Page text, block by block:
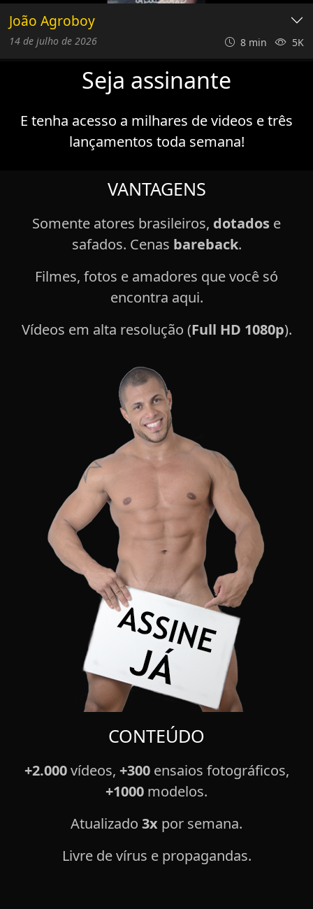
João Agroboy
14 de julho de 2026 8 min 5K
Seja assinante
E tenha acesso a milhares de videos etrês
lançamentos toda semana!
VANTAGENS
Somente atores brasileiros, dotados e
safados. Cenas bareback.
Filmes, fotos e amadores que você só
encontra aqui.
Vídeos em alta resolução (Full HD 1080p).
CONTEÚDO
+2.000vídeos, +300ensaios fotográficos,
+1000 modelos.
Atualizado 3x por semana.
Livre de vírus e propagandas.